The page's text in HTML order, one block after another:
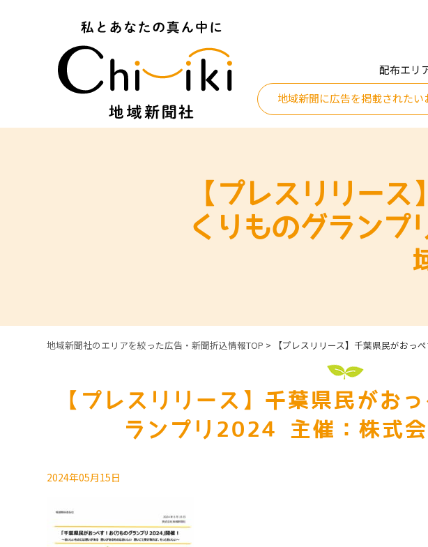
配布エリ
地域新聞に広告を掲載されたい
【プレスリリー
くりものグラン
地域新聞社のエリアを絞った広告・新聞折込情報TOP > 【プレスリリース】千葉県民がおっ
【プレスリリース】千葉県民がお
ランプリ2024 主催：株式
2024年05月15日